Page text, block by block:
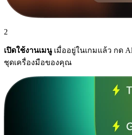
2
เปิดใช้งานเมนูเมื่ออยู่ในเกมแล้ว กด
ชุดเครื่องมือของคุณ